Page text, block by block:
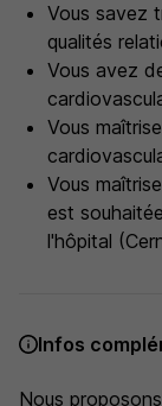
Vous savez
qualités
Vous avez
Vous
Vous
est
l'hôpital
Infos
Nous